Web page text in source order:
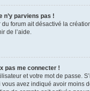
n’y parviens pas !
du forum ait désactivé la
de l’aide.
pas me connecter !
et votre mot de passe.
vous avez indiqué avoir